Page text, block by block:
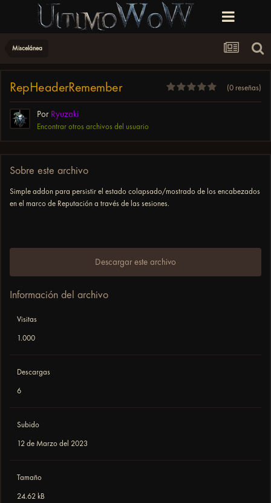
Miscelánea
RepHeaderRemember (0 reseñas)
Por Ryuzaki
Encontrar otros archivos del usuario
Sobre este archivo
Simple addon para persistir el estado colapsado/mostrado de los encabezados
en el marco de Reputación a través de las sesiones.
Descargar este archivo
Información del archivo
Visitas
1.000
Descargas
6
Subido
12 de Marzo del 2023
Tamaño
24.62 kB